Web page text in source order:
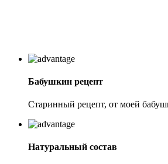
Бабушкин рецепт
Старинный рецепт, от моей
Натуральный состав